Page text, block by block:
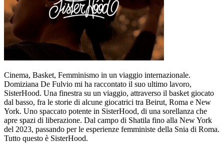
Cinema, Basket, Femminismo in un viaggio internazionale.
Domiziana De Fulvio mi ha raccontato il suo ultimo lavoro,
SisterHood. Una finestra su un viaggio, attraverso il basket giocato
dal basso, fra le storie di alcune giocatrici tra Beirut, Roma e New
York. Uno spaccato potente in SisterHood, di una sorellanza che
apre spazi di liberazione. Dal campo di Shatila fino alla New York
del 2023, passando per le esperienze femministe della Snia di Roma.
Tutto questo è SisterHood.